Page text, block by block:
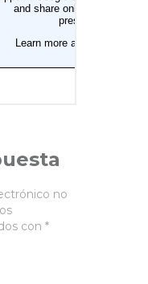
no
con *